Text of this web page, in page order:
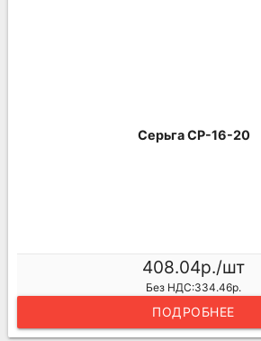
Серьга СР-16-20
408.04р./шт
Без НДС:334.46р.
ПОДРОБНЕЕ